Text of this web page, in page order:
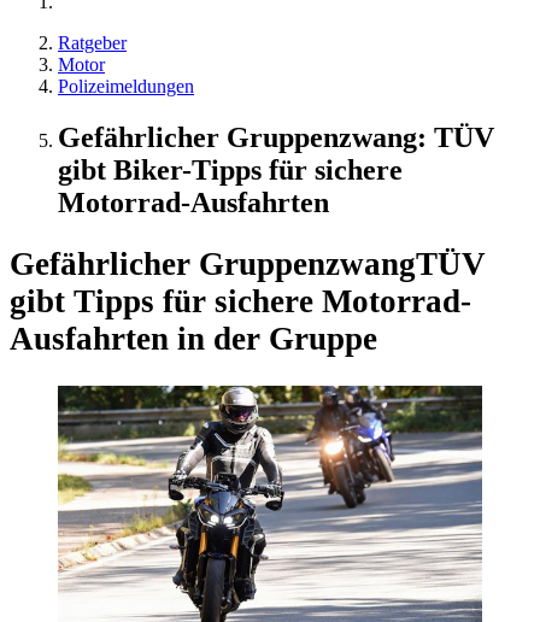
Ratgeber
Motor
Polizeimeldungen
Gefährlicher Gruppenzwang: TÜV
gibt Biker-Tipps für sichere
Motorrad-Ausfahrten
Gefährlicher GruppenzwangTÜV
gibt Tipps für sichere Motorrad-
Ausfahrten in der Gruppe